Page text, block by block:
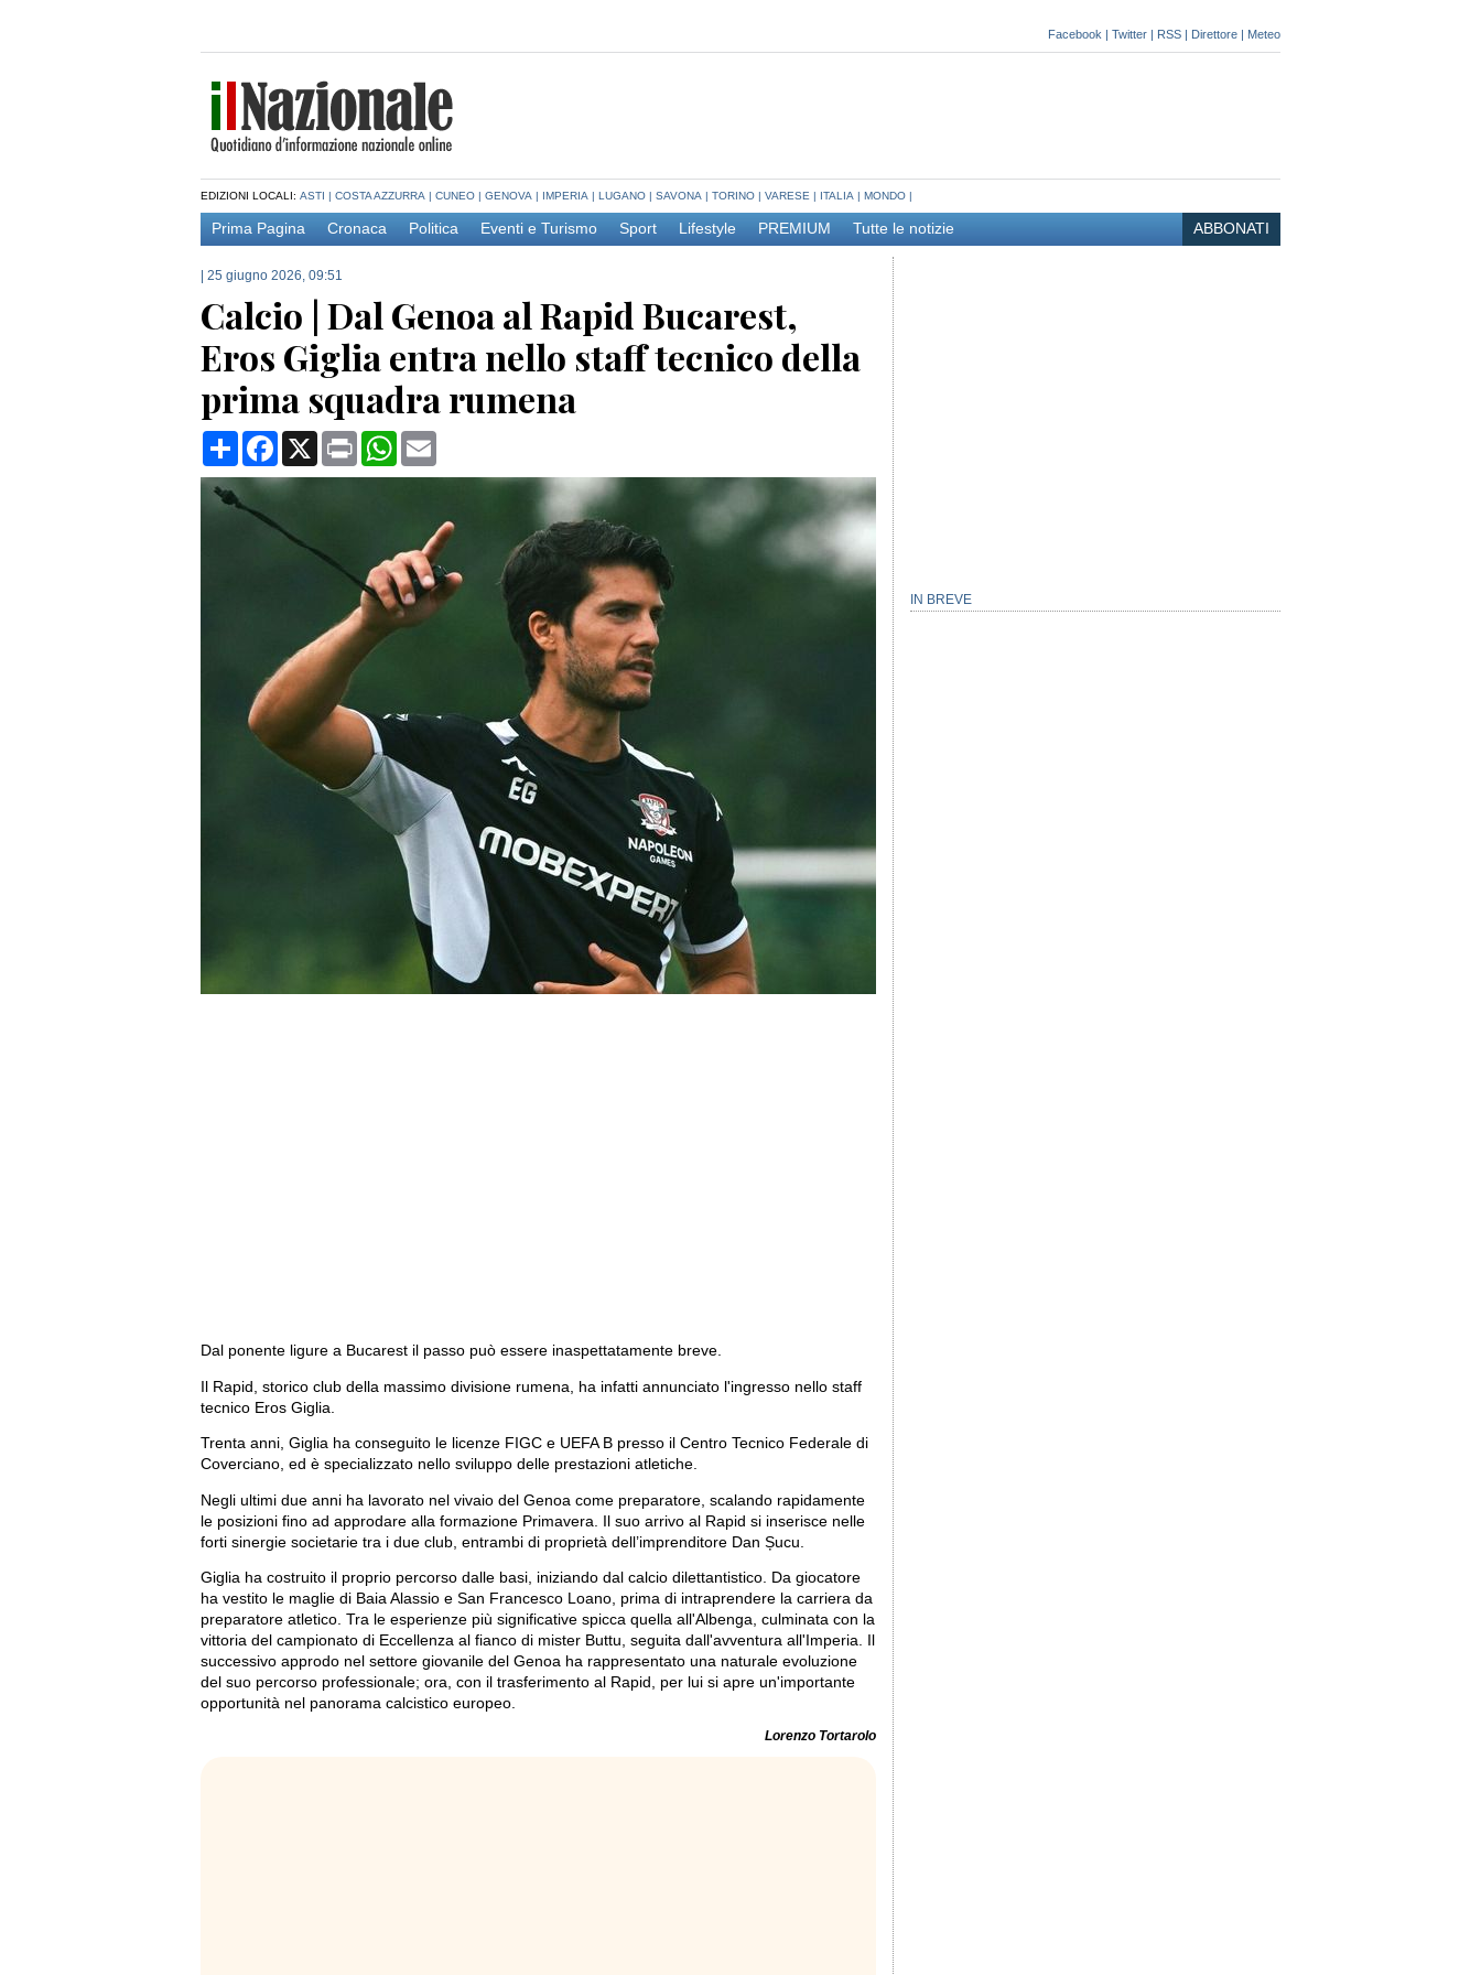
Facebook | Twitter | RSS | Direttore | Meteo
EDIZIONI LOCALI: ASTI | COSTA AZZURRA | CUNEO | GENOVA | IMPERIA | LUGANO | SAVONA | TORINO | VARESE | ITALIA | MONDO |
Prima Pagina Cronaca Politica Eventi e Turismo Sport Lifestyle PREMIUM Tutte le notizie ABBONATI
25 giugno 2026, 09:51
Calcio | Dal Genoa al Rapid Bucarest,
Eros Giglia entra nello staff tecnico della
prima squadra rumena
CondividiFacebook
X Print WhatsApp
Dal ponente ligure a Bucarest il passo può essere inaspettatamente breve.
Il Rapid, storico club della massimo divisione rumena, ha infatti annunciato l'ingresso nello staff
tecnico Eros Giglia.
Trenta anni, Giglia ha conseguito le licenze FIGC e UEFA B presso il Centro Tecnico Federale di
Coverciano, ed è specializzato nello sviluppo delle prestazioni atletiche.
Negli ultimi due anni ha lavorato nel vivaio del Genoa come preparatore, scalando rapidamente
le posizioni fino ad approdare alla formazione Primavera. Il suo arrivo al Rapid si inserisce nelle
forti sinergie societarie tra i due club, entrambi di proprietà dell’imprenditore Dan Șucu.
Giglia ha costruito il proprio percorso dalle basi, iniziando dal calcio dilettantistico. Da giocatore
ha vestito le maglie di Baia Alassio e San Francesco Loano, prima di intraprendere la carriera da
preparatore atletico. Tra le esperienze più significative spicca quella all'Albenga, culminata con la
vittoria del campionato di Eccellenza al fianco di mister Buttu, seguita dall'avventura all'Imperia. Il
successivo approdo nel settore giovanile del Genoa ha rappresentato una naturale evoluzione
del suo percorso professionale; ora, con il trasferimento al Rapid, per lui si apre un'importante
opportunità nel panorama calcistico europeo.
Lorenzo Tortarolo
IN BREVE